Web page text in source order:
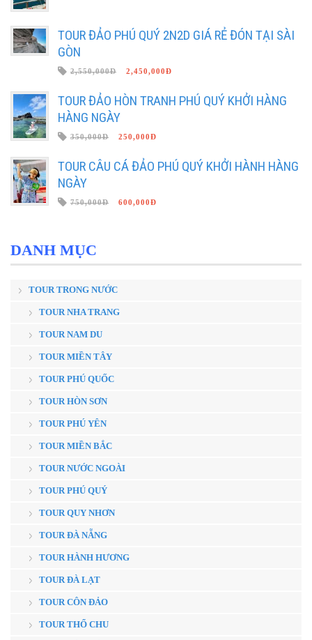
TOUR ĐẢO PHÚ QUÝ 2N2D GIÁ RẺ ĐÓN TẠI SÀI
GÒN
2,550,000Đ 2,450,000Đ
TOUR ĐẢO HÒN TRANH PHÚ QUÝ KHỞI HÀNG
HÀNG NGÀY
350,000Đ 250,000Đ
TOUR CÂU CÁ ĐẢO PHÚ QUÝ KHỞI HÀNH HÀNG
NGÀY
750,000Đ 600,000Đ
DANH MỤC
TOUR TRONG NƯỚC
TOUR NHA TRANG
TOUR NAM DU
TOUR MIỀN TÂY
TOUR PHÚ QUỐC
TOUR HÒN SƠN
TOUR PHÚ YÊN
TOUR MIỀN BẮC
TOUR NƯỚC NGOÀI
TOUR PHÚ QUÝ
TOUR QUY NHƠN
TOUR ĐÀ NẴNG
TOUR HÀNH HƯƠNG
TOUR ĐÀ LẠT
TOUR CÔN ĐẢO
TOUR THỔ CHU